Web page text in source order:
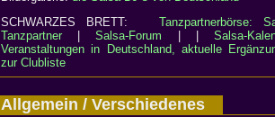
SCHWARZES BRETT:Tanzpartnerbörse:
Tanzpartner|Salsa-Forum | |Salsa-
Veranstaltungen in Deutschland, aktuelle
zur Clubliste
Allgemein / Verschiedenes